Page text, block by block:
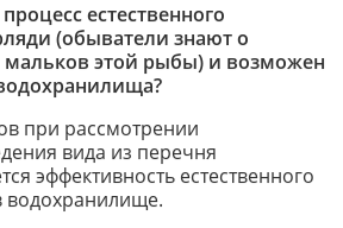
естественного
(обыватели знают о
мальков этой рыбы) и возможен
при рассмотрении
вида из перечня
эффективность естественного
водохранилище.